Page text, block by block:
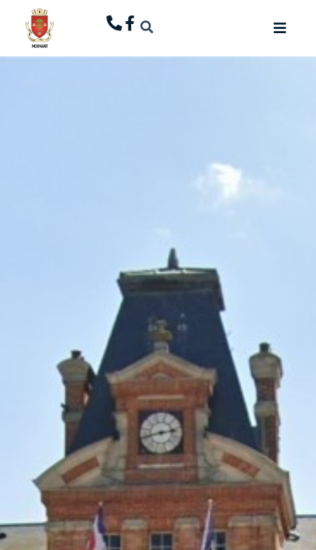
principal